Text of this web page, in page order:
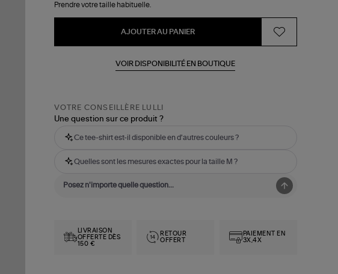
Prendre votre taille habituelle.
AJOUTER AU PANIER
VOIR DISPONIBILITÉ EN BOUTIQUE
VOTRE CONSEILLÈRE LULLI
Une question sur ce produit ?
Ce tee-shirt est-il disponible en d'autres couleurs ?
Quelles sont les mesures exactes pour la taille M ?
LIVRAISON
OFFERTE DÈS
150 €
RETOUR
OFFERT
PAIEMENT EN
3X,4X